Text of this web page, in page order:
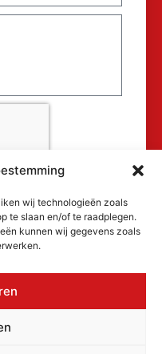
wij technologieën zoals
te slaan en/of te raadplegen.
kunnen wij gegevens zoals
rechten